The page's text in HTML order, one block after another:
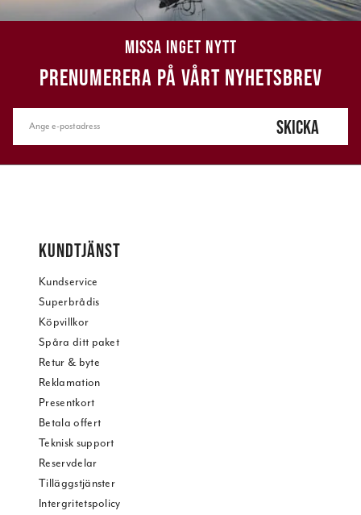
MISSA INGET NYTT
PRENUMERERA PÅ VÅRT NYHETSBREV
SKICKA
KUNDTJÄNST
Kundservice
Superbrådis
Köpvillkor
Spåra ditt paket
Retur & byte
Reklamation
Presentkort
Betala offert
Teknisk support
Reservdelar
Tilläggstjänster
Intergritetspolicy